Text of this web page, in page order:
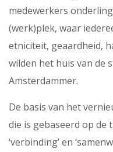
medewerkers
(werk)plek, waar
etniciteit, geaardheid,
wilden het huis van de
Amsterdammer.
De basis van het
die is gebaseerd op de
‘verbinding’ en